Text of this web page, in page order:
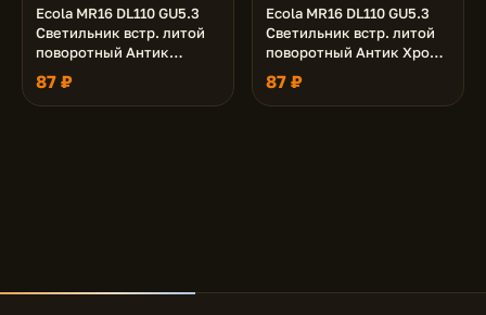
Ecola MR16 DL110 GU5.3
Светильник встр. литой
поворотный Антик
Черный Хром/Золото
24x86
87 ₽
Ecola MR16 DL110 GU5.3
Светильник встр. литой
поворотный Антик Хром/
Сатин-Золото 24x86
87 ₽